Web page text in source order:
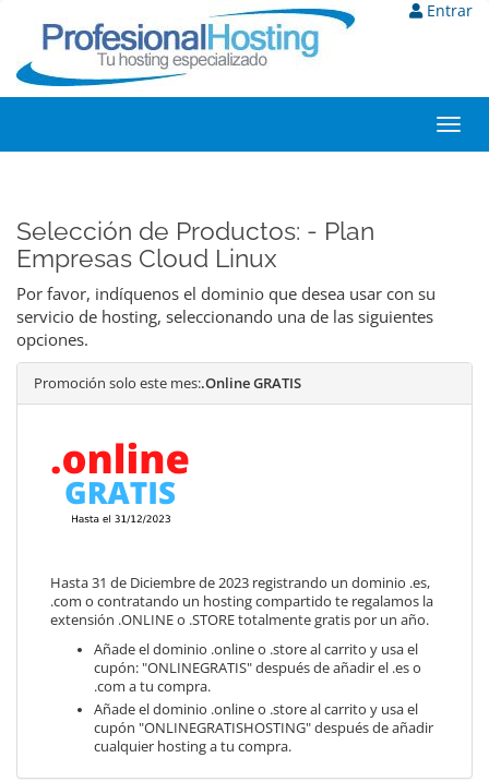
Entrar
Selección de Productos: - Plan
Empresas Cloud Linux
Por favor, indíquenos el dominio que desea usar con su
servicio de hosting, seleccionando una de las siguientes
opciones.
Promoción solo este mes:.Online GRATIS
Hasta 31 de Diciembre de 2023 registrando un dominio .es,
.com o contratando un hosting compartido te regalamos la
extensión .ONLINE o .STORE totalmente gratis por un año.
Añade el dominio .online o .store al carrito y usa el
cupón: "ONLINEGRATIS" después de añadir el .es o
.com a tu compra.
Añade el dominio .online o .store al carrito y usa el
cupón "ONLINEGRATISHOSTING" después de añadir
cualquier hosting a tu compra.